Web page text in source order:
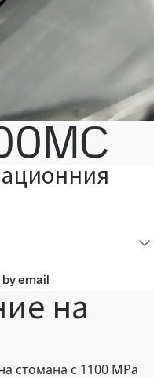
email
на
стомана с 1100 MPa